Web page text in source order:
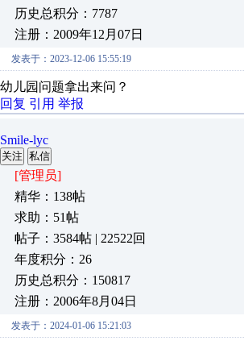
历史总积分：7787
注册：2009年12月07日
发表于：2023-12-06 15:55:19
幼儿园问题拿出来问？
回复 引用 举报
Smile-lyc
关注 私信
[管理员]
精华：138帖
求助：51帖
帖子：3584帖 | 22522回
年度积分：26
历史总积分：150817
注册：2006年8月04日
发表于：2024-01-06 15:21:03